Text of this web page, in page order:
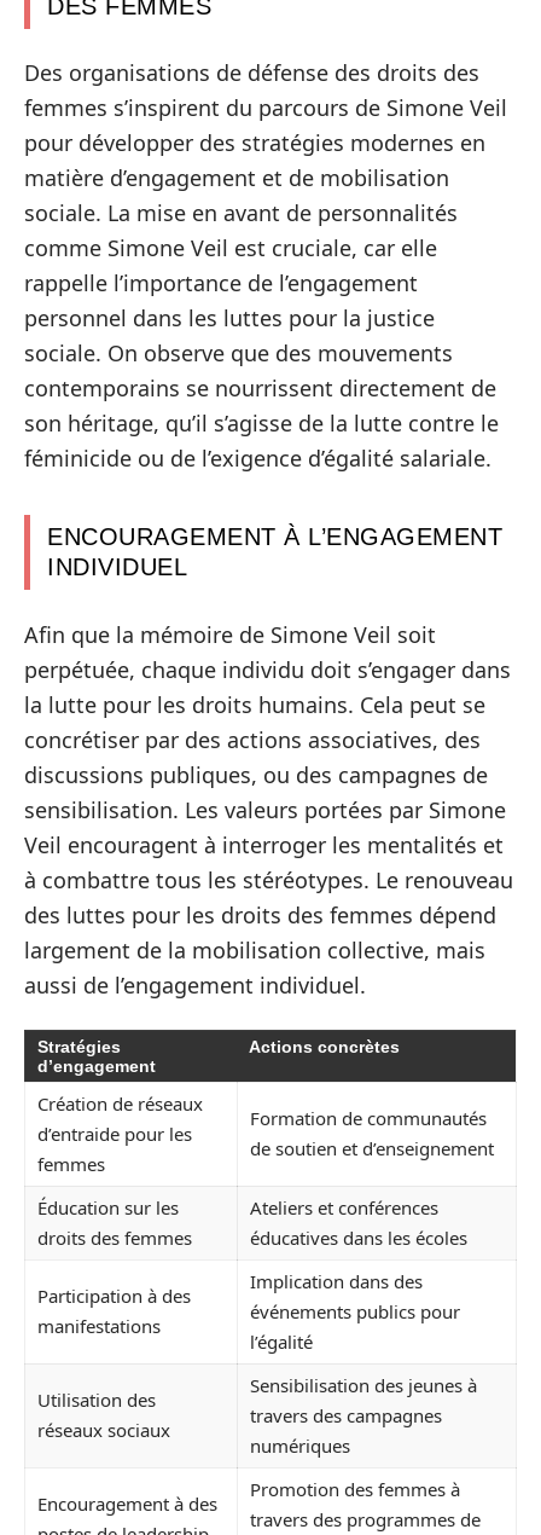
DES FEMMES
Des organisations de défense des droits des
femmes s’inspirent du parcours de Simone Veil
pour développer des stratégies modernes en
matière d’engagement et de mobilisation
sociale. La mise en avant de personnalités
comme Simone Veil est cruciale, car elle
rappelle l’importance de l’engagement
personnel dans les luttes pour la justice
sociale. On observe que des mouvements
contemporains se nourrissent directement de
son héritage, qu’il s’agisse de la lutte contre le
féminicide ou de l’exigence d’égalité salariale.
ENCOURAGEMENT À L’ENGAGEMENT
INDIVIDUEL
Afin que la mémoire de Simone Veil soit
perpétuée, chaque individu doit s’engager dans
la lutte pour les droits humains. Cela peut se
concrétiser par des actions associatives, des
discussions publiques, ou des campagnes de
sensibilisation. Les valeurs portées par Simone
Veil encouragent à interroger les mentalités et
à combattre tous les stéréotypes. Le renouveau
des luttes pour les droits des femmes dépend
largement de la mobilisation collective, mais
aussi de l’engagement individuel.
Stratégies
d’engagement
Actions concrètes
Création de réseaux
d’entraide pour les
femmes
Formation de communautés
de soutien et d’enseignement
Éducation sur les
droits des femmes
Ateliers et conférences
éducatives dans les écoles
Participation à des
manifestations
Implication dans des
événements publics pour
l’égalité
Utilisation des
réseaux sociaux
Sensibilisation des jeunes à
travers des campagnes
numériques
Encouragement à des
Promotion des femmes à
travers des programmes de